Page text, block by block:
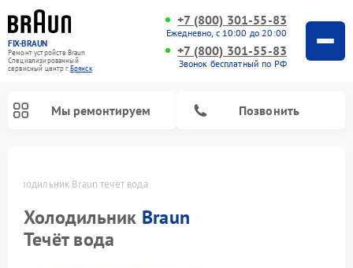
FIX-BRAUN
Ремонт устройств Braun
Специализированный
cервисный центр г.Брянск
+7 (800) 301-55-83
Ежедневно, с 10:00 до 20:00
+7 (800) 301-55-83
Звонок бесплатный по РФ
Мы ремонтируем Позвонить
Холодильник Braun течёт вода
Холодильник Braun
Течёт вода